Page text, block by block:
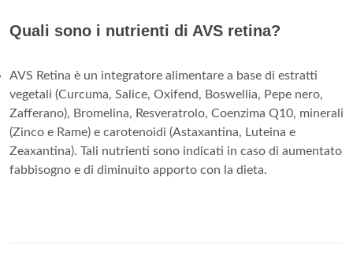
Quali sono i nutrienti di AVS retina?
AVS Retina è un integratore alimentare a base di estratti
vegetali (Curcuma, Salice, Oxifend, Boswellia, Pepe nero,
Zafferano), Bromelina, Resveratrolo, Coenzima Q10, minerali
(Zinco e Rame) e carotenoidi (Astaxantina, Luteina e
Zeaxantina). Tali nutrienti sono indicati in caso di aumentato
fabbisogno e di diminuito apporto con la dieta.